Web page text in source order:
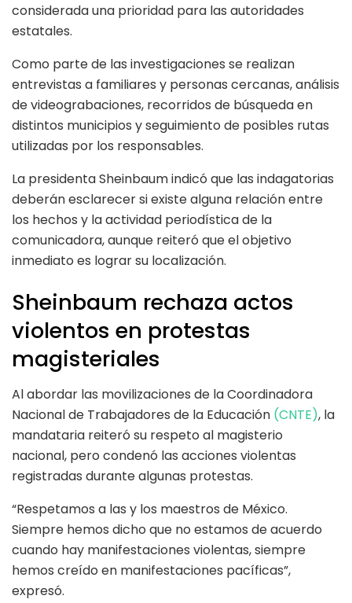
considerada una prioridad para las autoridades
estatales.
Como parte de las investigaciones se realizan
entrevistas a familiares y personas cercanas, análisis
de videograbaciones, recorridos de búsqueda en
distintos municipios y seguimiento de posibles rutas
utilizadas por los responsables.
La presidenta Sheinbaum indicó que las indagatorias
deberán esclarecer si existe alguna relación entre
los hechos y la actividad periodística de la
comunicadora, aunque reiteró que el objetivo
inmediato es lograr su localización.
Sheinbaum rechaza actos
violentos en protestas
magisteriales
Al abordar las movilizaciones de la Coordinadora
Nacional de Trabajadores de la Educación (CNTE), la
mandataria reiteró su respeto al magisterio
nacional, pero condenó las acciones violentas
registradas durante algunas protestas.
“Respetamos a las y los maestros de México.
Siempre hemos dicho que no estamos de acuerdo
cuando hay manifestaciones violentas, siempre
hemos creído en manifestaciones pacíficas”,
expresó.